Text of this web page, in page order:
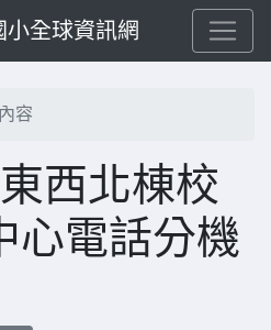
全球資訊網
容
西北棟校
心電話分機